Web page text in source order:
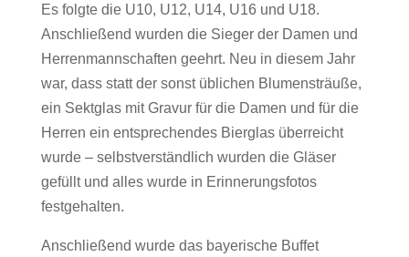
Es folgte die U10, U12, U14, U16 und U18.
Anschließend wurden die Sieger der Damen und
Herrenmannschaften geehrt. Neu in diesem Jahr
war, dass statt der sonst üblichen Blumensträuße,
ein Sektglas mit Gravur für die Damen und für die
Herren ein entsprechendes Bierglas überreicht
wurde – selbstverständlich wurden die Gläser
gefüllt und alles wurde in Erinnerungsfotos
festgehalten.
Anschließend wurde das bayerische Buffet